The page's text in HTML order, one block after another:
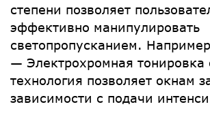
степени позволяет
эффективно манипулировать
светопропусканием.
— Электрохромная тонировка
технология позволяет окнам
зависимости с подачи